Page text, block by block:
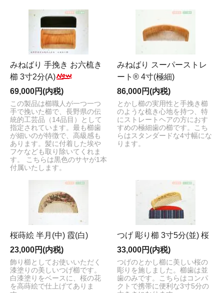
みねばり 手挽き お六梳き
櫛 3寸2分(A)
69,000円(内税)
この製品は櫛職人が一つ一つ
手で挽いた櫛で、長野県の伝
統的工芸品（14品目）として
指定されています。最も櫛歯
が細いのが特徴で、高級感も
あります。髪に付着した埃や
フケなども取り除いてくれま
す。 こちらは黒色のサヤが1本
付属いたします。
みねばり スーパーストレ
ート® 4寸(極細)
86,000円(内税)
とかし櫛の実用性と手挽き櫛
のような梳き心地を持つ、特
にストレートヘアの方におす
すめの極細歯の櫛です。こち
らはスタンダードな4寸幅にな
ります。
桜蒔絵 半月(中) 霞(白)
23,000円(内税)
飾り櫛としてお使いいただく
漆塗りの美しいつげ櫛です。
白漆塗りをベースに、桜の花
を高蒔絵で仕上げてありま
つげ 彫り櫛 3寸5分(並) 桜
33,000円(内税)
つげのとかし櫛に美しい桜の
彫りを施しました。櫛歯は並
歯のみです。こちらはコンパ
クトで携帯に便利な3寸5分の